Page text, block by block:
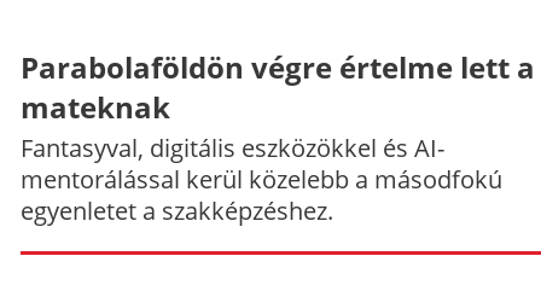
Parabolaföldön végre értelme lett a
mateknak
Fantasyval, digitális eszközökkel és AI-
mentorálással kerül közelebb a másodfokú
egyenletet a szakképzéshez.